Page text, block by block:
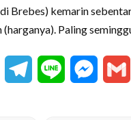
Brebes) kemarin
Paling
Email Telegram
Line